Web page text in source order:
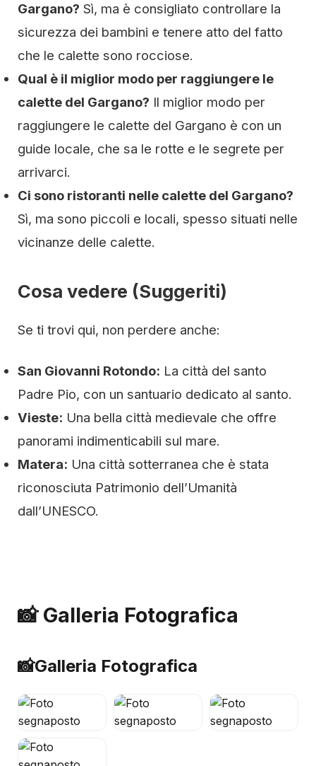
Gargano? Sì, ma è consigliato controllare la
sicurezza dei bambini e tenere atto del fatto
che le calette sono rocciose.
Qual è il miglior modo per raggiungere le
calette del Gargano? Il miglior modo per
raggiungere le calette del Gargano è con un
guide locale, che sa le rotte e le segrete per
arrivarci.
Ci sono ristoranti nelle calette del Gargano?
Sì, ma sono piccoli e locali, spesso situati nelle
vicinanze delle calette.
Cosa vedere (Suggeriti)
Se ti trovi qui, non perdere anche:
San Giovanni Rotondo: La città del santo
Padre Pio, con un santuario dedicato al santo.
Vieste: Una bella città medievale che offre
panorami indimenticabili sul mare.
Matera: Una città sotterranea che è stata
riconosciuta Patrimonio dell’Umanità
dall’UNESCO.
📸 Galleria Fotografica
📸Galleria Fotografica